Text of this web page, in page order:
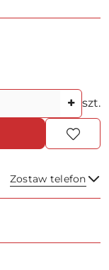
szt.
Zostaw telefon